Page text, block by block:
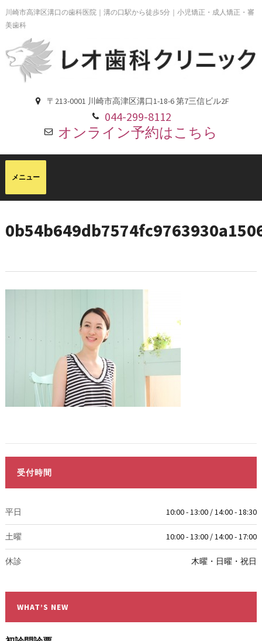
川崎市高津区溝口の歯科医院｜溝の口駅から徒歩5分｜小児矯正・成人矯正・審
美歯科
〒213-0001 川崎市高津区溝口1-18-6 第7三信ビル2F
044-299-8112
オンライン予約はこちら
受付時間
平日 10:00 - 13:00 / 14:00 - 18:30
土曜 10:00 - 13:00 / 14:00 - 17:00
休診 木曜・日曜・祝日
WHAT’S NEW